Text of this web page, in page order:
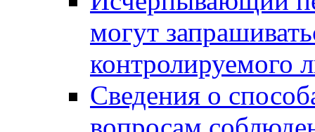
могут
контролируемого
Сведения о